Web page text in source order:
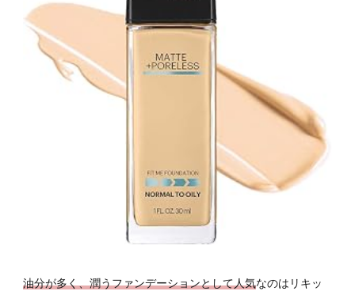
油分が多く、潤うファンデーションとして人気なのはリキッ